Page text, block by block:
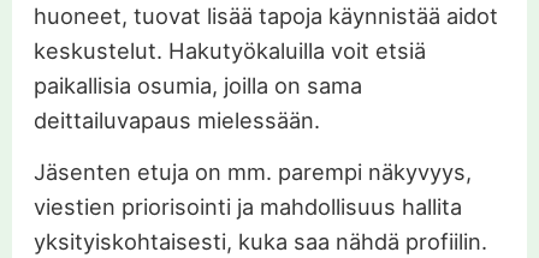
huoneet, tuovat lisää tapoja käynnistää aidot
keskustelut. Hakutyökaluilla voit etsiä
paikallisia osumia, joilla on sama
deittailuvapaus mielessään.
Jäsenten etuja on mm. parempi näkyvyys,
viestien priorisointi ja mahdollisuus hallita
yksityiskohtaisesti, kuka saa nähdä profiilin.